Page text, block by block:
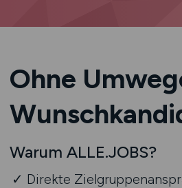
Ohne
Warum ALLE.JOBS?
Direkte